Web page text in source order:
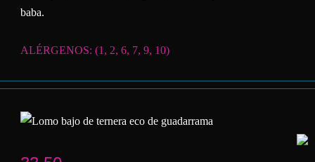
baba.
ALÉRGENOS: (1, 2, 6, 7, 9, 10)